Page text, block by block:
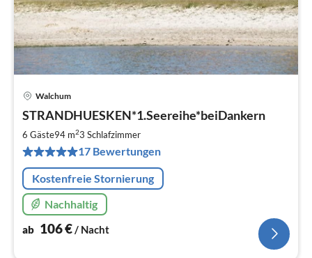
Walchum
STRANDHUESKEN*1.Seereihe*beiDankern
6 Gäste94 m23 Schlafzimmer
17 Bewertungen
Kostenfreie Stornierung
Nachhaltig
ab 106€/ Nacht